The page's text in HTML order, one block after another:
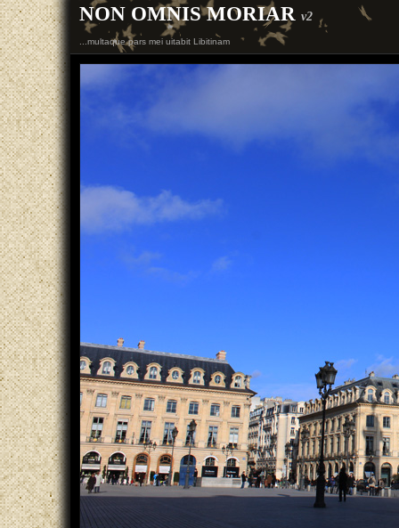
NON OMNIS MORIAR v2
...multaque pars mei uitabit Libitinam